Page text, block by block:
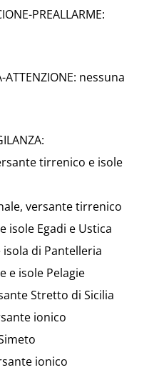
PREALLARME:
nessuna
tirrenico e isole
versante tirrenico
isole Egadi e Ustica
isola di Pantelleria
e isole Pelagie
Stretto di Sicilia
ionico
ionico